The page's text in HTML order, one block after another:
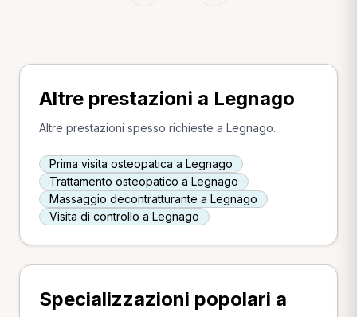
Altre prestazioni a Legnago
Altre prestazioni spesso richieste a Legnago.
Prima visita osteopatica a Legnago
Trattamento osteopatico a Legnago
Massaggio decontratturante a Legnago
Visita di controllo a Legnago
Specializzazioni popolari a